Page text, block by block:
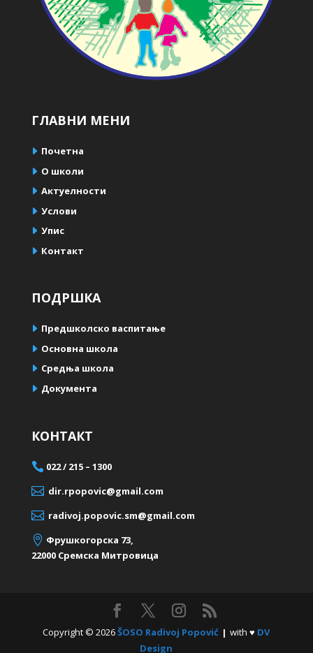
ГЛАВНИ МЕНИ
Почетна
О школи
Актуелности
Услови
Упис
Контакт
ПОДРШКА
Предшколско васпитање
Oсновна школа
Средња школа
Документа
КОНТАКТ
 022 / 215 – 1300
 dir.rpopovic@gmail.com
 radivoj.popovic.sm@gmail.com
 Фрушкогорска 73,
22000 Сремска Митровицa
Copyright © 2026ŠOSO Radivoj Popović | with ♥ DV
Design